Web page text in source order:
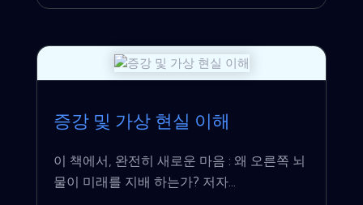
증강 및 가상 현실 이해
이 책에서, 완전히 새로운 마음 : 왜 오른쪽 뇌
물이 미래를 지배 하는가? 저자...